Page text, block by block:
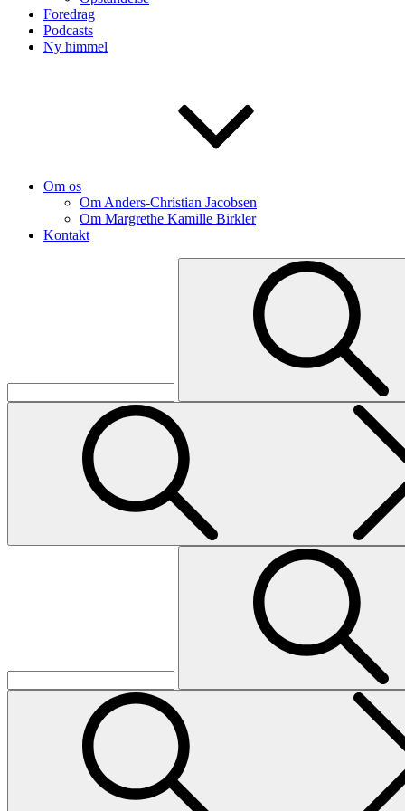
Foredrag
Podcasts
Ny himmel
Om os
Om Anders-Christian Jacobsen
Om Margrethe Kamille Birkler
Kontakt
Search